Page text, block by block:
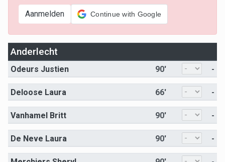
Aanmelden
Continue with Google
Anderlecht
Odeurs Justien 90' -
Deloose Laura 66' -
Vanhamel Britt 90' -
De Neve Laura 90' -